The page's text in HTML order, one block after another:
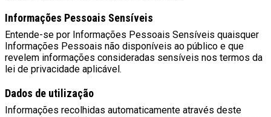
Informações Pessoais Sensíveis
Entende-se por Informações Pessoais Sensíveis quaisquer
Informações Pessoais não disponíveis ao público e que
revelem informações consideradas sensíveis nos termos da
lei de privacidade aplicável.
Dados de utilização
Informações recolhidas automaticamente através deste